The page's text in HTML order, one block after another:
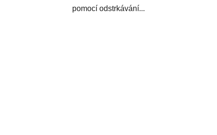
pomocí odstrkávání...